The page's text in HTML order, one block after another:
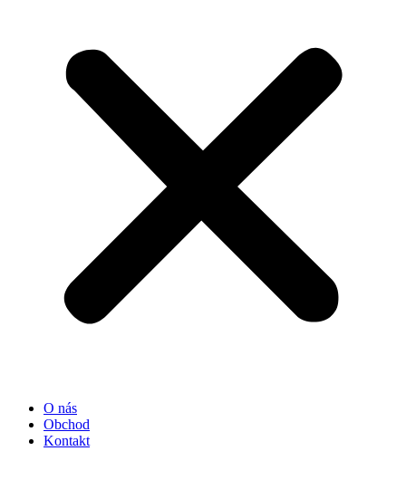
O nás
Obchod
Kontakt